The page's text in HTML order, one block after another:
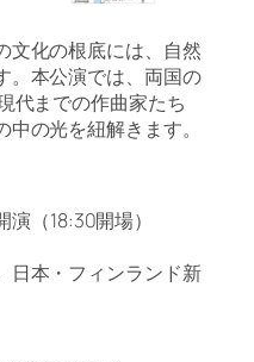
化の根底には、自然
。本公演では、両国の
代までの作曲家たち
の光を紐解きます。
（18:30開場）
日本・フィンランド新